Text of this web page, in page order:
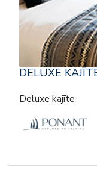
DELUXE
Deluxe kajīte